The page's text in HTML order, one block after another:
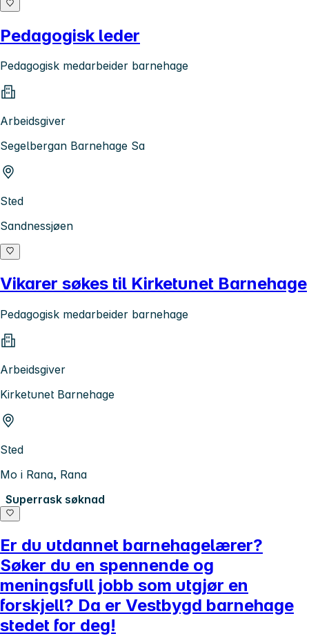
Pedagogisk leder
Pedagogisk medarbeider barnehage
Arbeidsgiver
Segelbergan Barnehage Sa
Sted
Sandnessjøen
Vikarer søkes til Kirketunet Barnehage
Pedagogisk medarbeider barnehage
Arbeidsgiver
Kirketunet Barnehage
Sted
Mo i Rana, Rana
Superrask søknad
Er du utdannet barnehagelærer?
Søker du en spennende og
meningsfull jobb som utgjør en
forskjell? Da er Vestbygd barnehage
stedet for deg!